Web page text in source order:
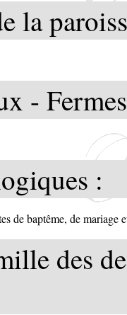
la
-
:
de baptême, de mariage
des